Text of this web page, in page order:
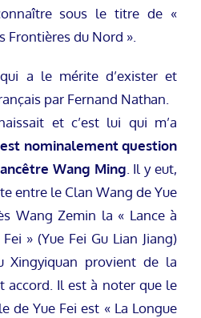
sous le titre de «
Frontières du Nord ».
a le mérite d’exister et
par Fernand Nathan.
et c’est lui qui m’a
nominalement question
Wang Ming . Il y eut,
entre le Clan Wang de Yue
Wang Zemin la « Lance à
» (Yue Fei Gu Lian Jiang)
Xingyiquan provient de la
accord. Il est à noter que le
de Yue Fei est « La Longue